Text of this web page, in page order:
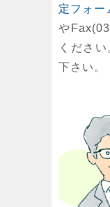
定フォー
や
くださ
下さい。